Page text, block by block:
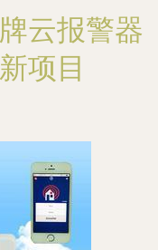
云报警器
项目